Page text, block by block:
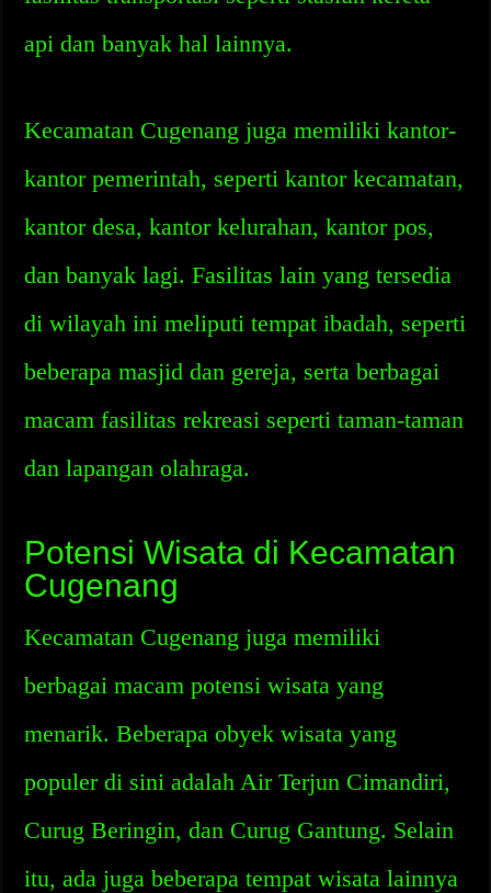
api dan banyak hal lainnya.
Kecamatan Cugenang juga memiliki kantor-
kantor pemerintah, seperti kantor kecamatan,
kantor desa, kantor kelurahan, kantor pos,
dan banyak lagi. Fasilitas lain yang tersedia
di wilayah ini meliputi tempat ibadah, seperti
beberapa masjid dan gereja, serta berbagai
macam fasilitas rekreasi seperti taman-taman
dan lapangan olahraga.
Potensi Wisata di Kecamatan
Cugenang
Kecamatan Cugenang juga memiliki
berbagai macam potensi wisata yang
menarik. Beberapa obyek wisata yang
populer di sini adalah Air Terjun Cimandiri,
Curug Beringin, dan Curug Gantung. Selain
itu, ada juga beberapa tempat wisata lainnya